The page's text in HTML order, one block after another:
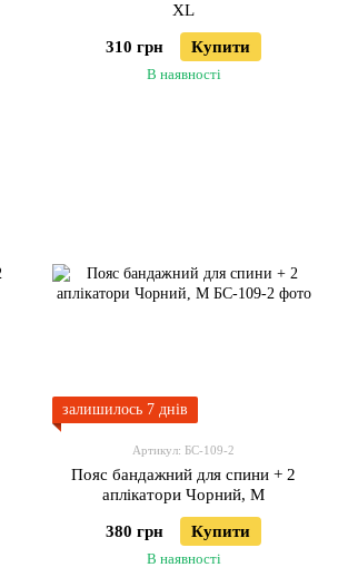
XL
310 грн Купити
В наявності
залишилось 7 днів
Артикул: БС-109-2
Пояс бандажний для спини + 2
аплікатори Чорний, M
380 грн Купити
В наявності